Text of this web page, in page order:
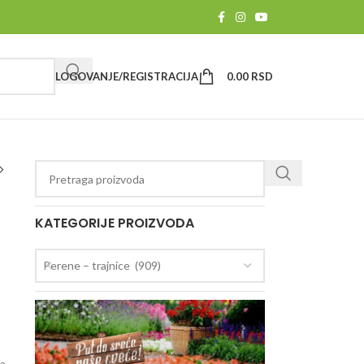
LOGOVANJE/REGISTRACIJA 0.00 RSD
KATEGORIJE PROIZVODA
Perene – trajnice (909)